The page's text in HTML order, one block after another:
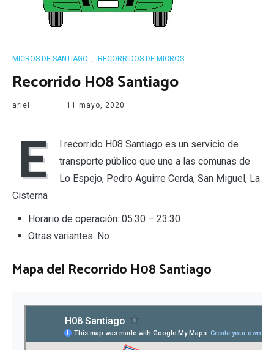
MICROS DE SANTIAGO , RECORRIDOS DE MICROS
Recorrido H08 Santiago
ariel 11 mayo, 2020
E
l recorrido H08 Santiago es un servicio de
transporte público que une a las comunas de
Lo Espejo, Pedro Aguirre Cerda, San Miguel, La
Cisterna
Horario de operación: 05:30 – 23:30
Otras variantes: No
Mapa del Recorrido H08 Santiago